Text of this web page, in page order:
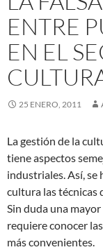
ENTRE
EN EL
25 ENERO, 2011
La gestión de la
tiene aspectos
industriales. Así, se
cultura las técnicas
Sin duda una
requiere conocer
más convenientes.